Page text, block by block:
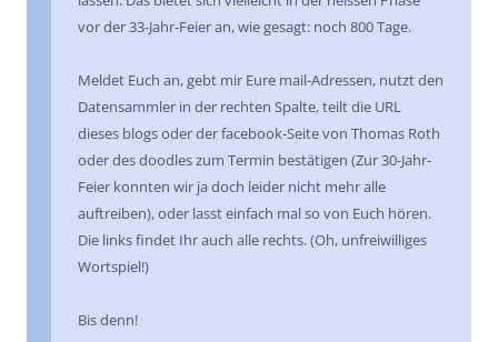
vor der 33-Jahr-Feier an, wie gesagt: noch 800 Tage.
Meldet Euch an, gebt mir Eure mail-Adressen, nutzt den
Datensammler in der rechten Spalte, teilt die URL
dieses blogs oder der facebook-Seite von Thomas Roth
oder des doodles zum Termin bestätigen (Zur 30-Jahr-
Feier konnten wir ja doch leider nicht mehr alle
auftreiben), oder lasst einfach mal so von Euch hören.
Die links findet Ihr auch alle rechts. (Oh, unfreiwilliges
Wortspiel!)
Bis denn!